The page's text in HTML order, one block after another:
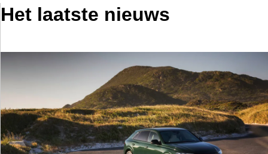
Het laatste nieuws